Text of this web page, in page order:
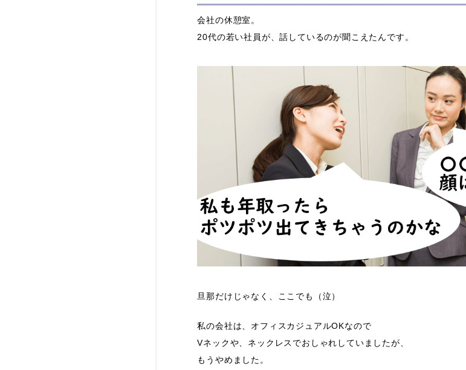
会社の休憩室。
20代の若い社員が、話しているのが聞こえたんです。
旦那だけじゃなく、ここでも（泣）
私の会社は、オフィスカジュアルOKなので
Vネックや、ネックレスでおしゃれしていましたが、
もうやめました。